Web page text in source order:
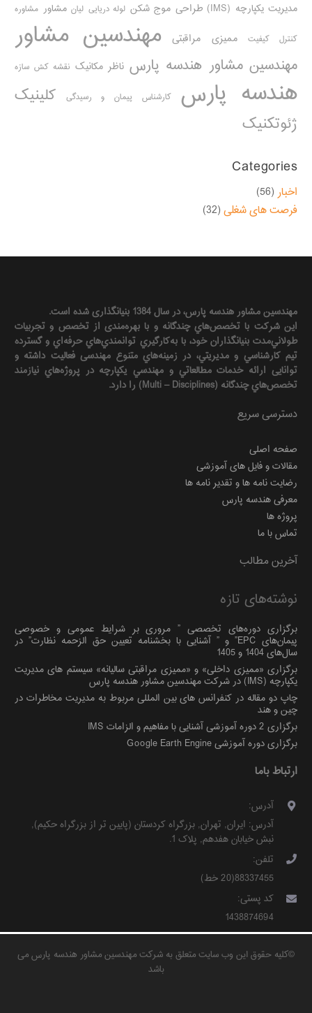
مدیریت یکپارچه (IMS)
طراحی موج شکن لوله دریایی لیان مشاور مشاوره
کنترل کیفیت ممیزی مراقبتی مهندسین مشاور
مهندسین مشاور هندسه پارس ناظر مکانیک نقشه کش سازه
هندسه پارس کارشناس پیمان و رسیدگی
کلینیک
ژئوتکنیک
Categories
اخبار (56)
فرصت های شغلی (32)
مهندسين مشاور هندسه‌ پارس، در سال 1384 بنیانگذاری شده است.
این شرکت با تخصص‌هاي چندگانه و با بهره‌مندی از تخصص و تجربيات
طولاني‌مدت بنيانگذاران خود، با به‌كارگيري توانمندي‌هاي حرفه‌اي و گسترده
تيم كارشناسي و مديريتي، در زمينه‌هاي متنوع مهندسی فعاليت داشته و
توانایی ارائه خدمات مطالعاتي و مهندسي يكپارچه در پروژه‌هاي نيازمند
تخصص‌هاي چندگانه (Multi – Disciplines) را دارد.
دسترسی سریع
صفحه اصلی
مقالات و فایل های آموزشی
رضایت نامه ها و تقدیر نامه ها
معرفی هندسه پارس
پروژه ها
تماس با ما
آخرین مطالب
نوشته‌های تازه
برگزاری دوره‌های تخصصی ” مروری بر شرایط عمومی و خصوصی
پیمان‌های EPC” و ” آشنایی با بخشنامه تعیین حق الزحمه نظارت” در
سال‌های 1404 و 1405
برگزاری «ممیزی داخلی» و «ممیزی مراقبتی سالیانه» سیستم های مدیریت
یکپارچه (IMS) در شرکت مهندسین مشاور هندسه پارس
چاپ دو مقاله در کنفرانس های بین المللی مربوط به مدیریت مخاطرات در
چین و هند
برگزاری 2 دوره آموزشی آشنایی با مفاهیم و الزامات IMS
برگزاری دوره آموزشی Google Earth Engine
ارتباط باما
آدرس:
آدرس: ایران, تهران, بزرگراه کردستان (پایین تر از بزرگراه حکیم),
نبش خیابان هفدهم, پلاک 1 .
تلفن:
88337455(20 خط)
کد پستی:
1438874694
©کلیه حقوق این وب سایت متعلق به شرکت مهندسین مشاور هندسه پارس می
باشد